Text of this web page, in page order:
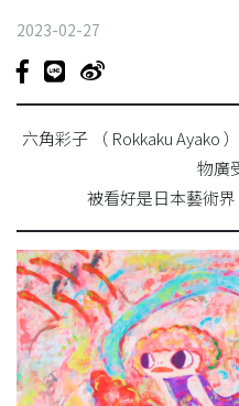
2023-02-27
六角彩子 （ Rokkaku Ayako
物廣
被看好是日本藝術